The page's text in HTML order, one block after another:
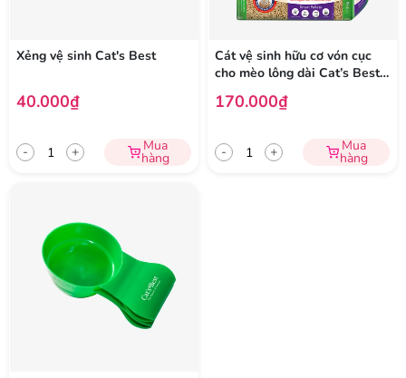
Xẻng vệ sinh Cat's Best
40.000₫
- + Mua
hàng
Cát vệ sinh hữu cơ vón cục
cho mèo lông dài Cat’s Best
170.000₫
- + Mua
hàng